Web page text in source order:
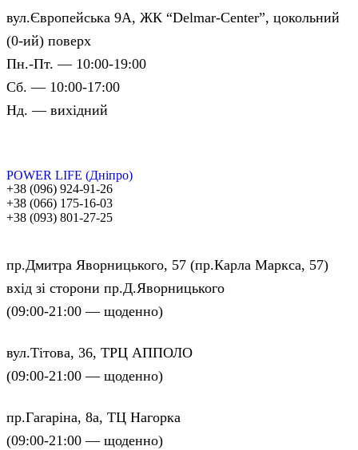
вул.Європейська 9А, ЖК “Delmar-Center”, цокольний
(0-ий) поверх
Пн.-Пт. — 10:00-19:00
Сб. — 10:00-17:00
Нд. — вихідний
POWER LIFE (Дніпро)
+38 (096) 924-91-26
+38 (066) 175-16-03
+38 (093) 801-27-25
пр.Дмитра Яворницького, 57 (пр.Карла Маркса, 57)
вхід зі сторони пр.Д.Яворницького
(09:00-21:00 — щоденно)
вул.Тітова, 36, ТРЦ АППОЛО
(09:00-21:00 — щоденно)
пр.Гагаріна, 8а, ТЦ Нагорка
(09:00-21:00 — щоденно)